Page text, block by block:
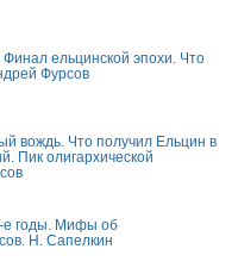
ельцинской эпохи. Что
Фурсов
вождь. Что получил Ельцин в
Пик олигархической
е годы. Мифы об
Н. Сапелкин